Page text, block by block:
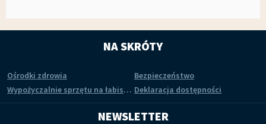
NA SKRÓTY
Ośrodki zdrowia
Bezpieczeństwo
Wypożyczalnie sprzętu na łabiszyńskiej wyspie Deklaracja dostępności
NEWSLETTER